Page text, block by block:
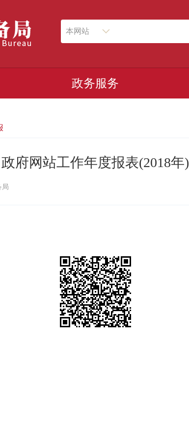
本网站
政务服务
政府网站工作年度报表(2018年)
局